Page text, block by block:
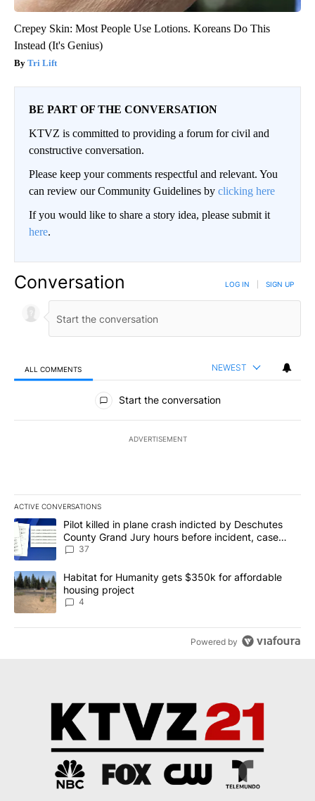
Crepey Skin: Most People Use Lotions. Koreans Do This
Instead (It's Genius)
Tri Lift
BE PART OF THE CONVERSATION
KTVZ is committed to providing a forum for civil and
constructive conversation.
Please keep your comments respectful and relevant. You
can review our Community Guidelines by clicking here
If you would like to share a story idea, please submit it
here.
Conversation LOG IN SIGN UP
ALL COMMENTS NEWEST
All Comments
Start the conversation
ADVERTISEMENT
ACTIVE CONVERSATIONS
The following is a list of the most commented articles in the last
A trending article titled "Pilot killed in plane crash indicted by
Pilot killed in plane crash indicted by Deschutes
County Grand Jury hours before incident, case
dismissed following death
37
A trending article titled "Habitat for Humanity gets $350k for
Habitat for Humanity gets $350k for affordable
housing project
4
Powered by